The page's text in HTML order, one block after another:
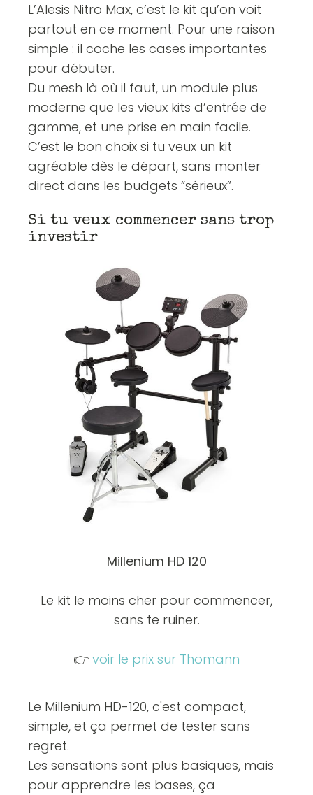
L’Alesis Nitro Max, c’est le kit qu’on voit
partout en ce moment. Pour une raison
simple : il coche les cases importantes
pour débuter.
Du mesh là où il faut, un module plus
moderne que les vieux kits d’entrée de
gamme, et une prise en main facile.
C’est le bon choix si tu veux un kit
agréable dès le départ, sans monter
direct dans les budgets “sérieux”.
Si tu veux commencer sans trop
investir
Millenium HD 120
Le kit le moins cher pour commencer,
sans te ruiner.
👉 voir le prix sur Thomann
Le Millenium HD-120, c'est compact,
simple, et ça permet de tester sans
regret.
Les sensations sont plus basiques, mais
pour apprendre les bases, ça